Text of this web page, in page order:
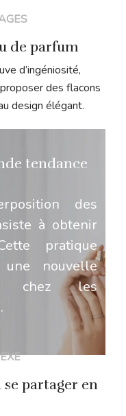
de parfum
d’ingéniosité,
des flacons
design élégant.
tendance
des
à obtenir
pratique
nouvelle
chez les
partager en